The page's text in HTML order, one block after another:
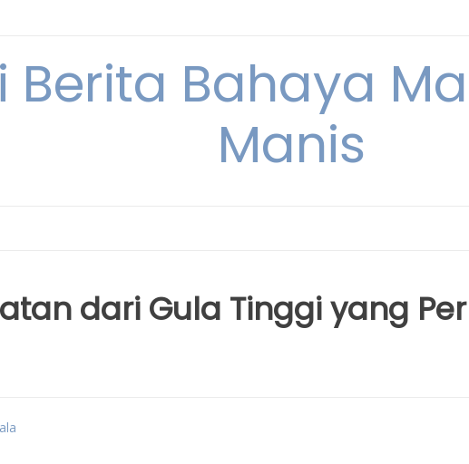
Berita Bahaya
Manis
dari Gula Tinggi yang